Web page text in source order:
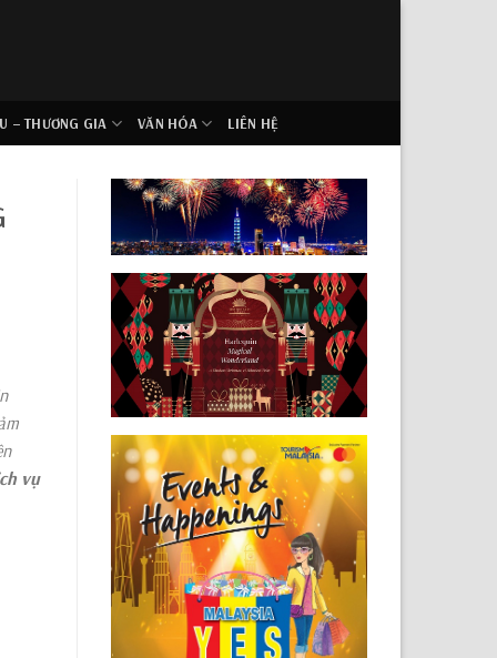
– THƯƠNG GIA VĂN HÓA LIÊN HỆ
vụ